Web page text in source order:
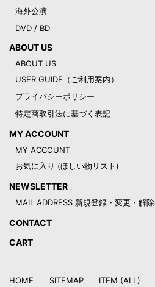
海外公演
DVD / BD
ABOUT US
ABOUT US
USER GUIDE（ご利用案内）
プライバシーポリシー
特定商取引法に基づく表記
MY ACCOUNT
MY ACCOUNT
お気に入り (ほしい物リスト)
NEWSLETTER
MAIL ADDRESS 新規登録・変更・解除
CONTACT
CART
HOME SITEMAP ITEM (ALL)